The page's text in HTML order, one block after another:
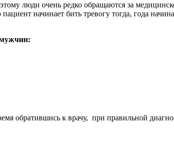
люди очень редко обращаются за
начинает бить тревогу тогда, года
обратившись к врачу, при правильной